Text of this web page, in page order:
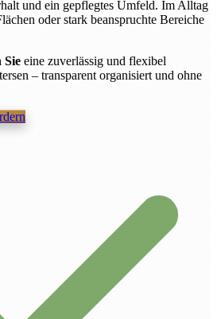
und ein gepflegtes Umfeld. Im Alltag
oder stark beanspruchte Bereiche
Sie eine zuverlässig und flexibel
– transparent organisiert und ohne